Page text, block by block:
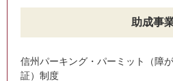
助成事
信州パーキング・パーミット（障
証）制度